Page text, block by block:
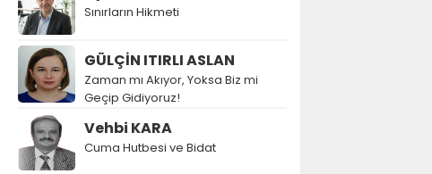
Sınırların Hikmeti
GÜLÇİN ITIRLI ASLAN
Zaman mı Akıyor, Yoksa Biz mi
Geçip Gidiyoruz!
Vehbi KARA
Cuma Hutbesi ve Bidat